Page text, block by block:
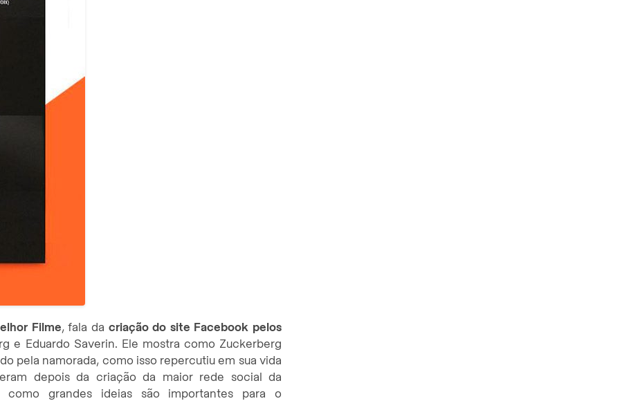
Filme, fala da criação do site Facebook pelos
e Eduardo Saverin. Ele mostra como Zuckerberg
pela namorada, como isso repercutiu em sua vida
depois da criação da maior rede social da
grandes ideias são importantes para o